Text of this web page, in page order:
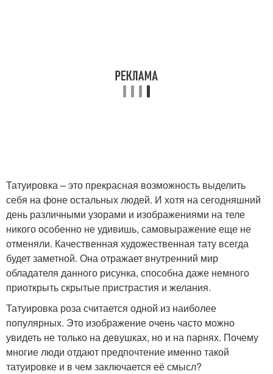
Татуировка – это прекрасная возможность выделить
себя на фоне остальных людей. И хотя на сегодняшний
день различными узорами и изображениями на теле
никого особенно не удивишь, самовыражение еще не
отменяли. Качественная художественная тату всегда
будет заметной. Она отражает внутренний мир
обладателя данного рисунка, способна даже немного
приоткрыть скрытые пристрастия и желания.
Татуировка роза считается одной из наиболее
популярных. Это изображение очень часто можно
увидеть не только на девушках, но и на парнях. Почему
многие люди отдают предпочтение именно такой
татуировке и в чем заключается её смысл?